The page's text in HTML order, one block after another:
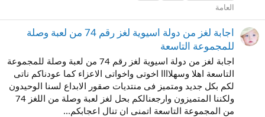
العامة
اجابة لغز من دولة اسيوية لغز رقم 74 من لعبة وصلة
للمجموعة التاسعة
اجابة لغز من دولة اسيوية لغز رقم 74 من لعبة وصلة للمجموعة
التاسعة اهلا وسهلاااا اخوتى واخواتى الاعزاء كما عودناكم ناتى
لكم بكل جديد ومتميز فى منتديات صقور الابداع لسنا الوحيدون
ولكننا المتميزون وارجعنالكم بحل لغز لعبة وصلة من اللغز 74
من المجموعة التاسعة اتمنى ان تنال اعجابكم...